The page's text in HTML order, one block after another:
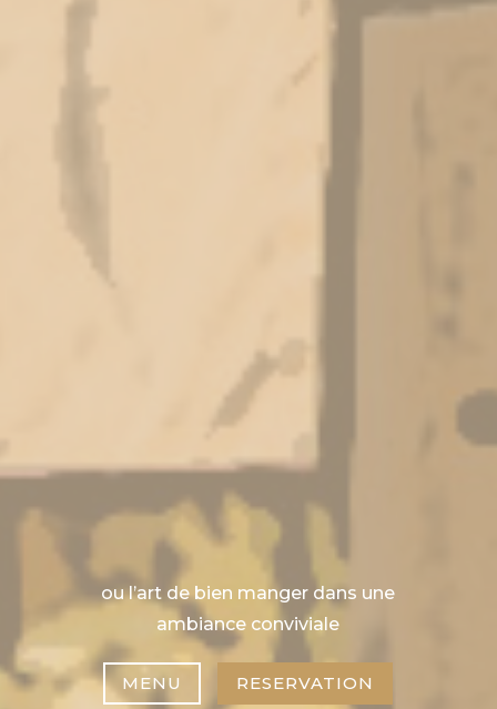
ou l’art de bien manger dans une
ambiance conviviale
MENU RESERVATION